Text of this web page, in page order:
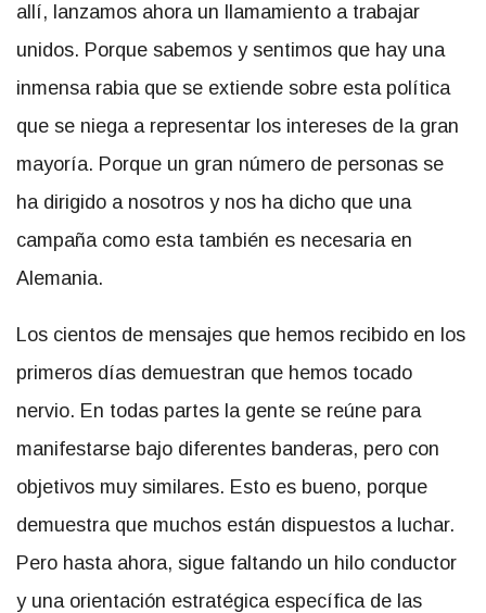
allí, lanzamos ahora un llamamiento a trabajar
unidos. Porque sabemos y sentimos que hay una
inmensa rabia que se extiende sobre esta política
que se niega a representar los intereses de la gran
mayoría. Porque un gran número de personas se
ha dirigido a nosotros y nos ha dicho que una
campaña como esta también es necesaria en
Alemania.
Los cientos de mensajes que hemos recibido en los
primeros días demuestran que hemos tocado
nervio. En todas partes la gente se reúne para
manifestarse bajo diferentes banderas, pero con
objetivos muy similares. Esto es bueno, porque
demuestra que muchos están dispuestos a luchar.
Pero hasta ahora, sigue faltando un hilo conductor
y una orientación estratégica específica de las